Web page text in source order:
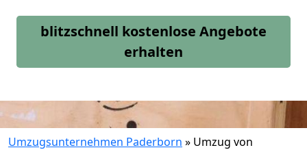
blitzschnell kostenlose Angebote
erhalten
Umzugsunternehmen Paderborn » Umzug von